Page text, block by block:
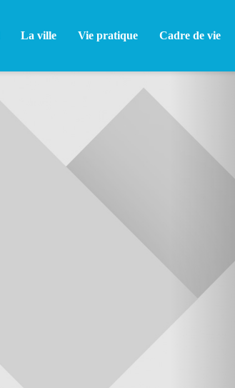
La ville Vie pratique Cadre de vie